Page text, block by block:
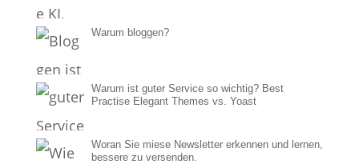
Warum bloggen?
Warum ist guter Service so wichtig? Best
Practise Elegant Themes vs. Yoast
Woran Sie miese Newsletter erkennen und lernen,
bessere zu versenden.